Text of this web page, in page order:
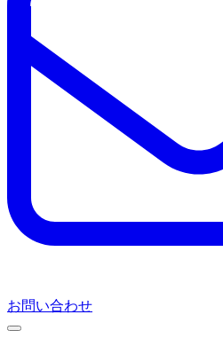
お問い合わせ